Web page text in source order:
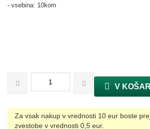
- vsebina: 10kom
V
Za vsak nakup v vrednosti 10 eur boste
zvestobe v vrednosti 0,5 eur.